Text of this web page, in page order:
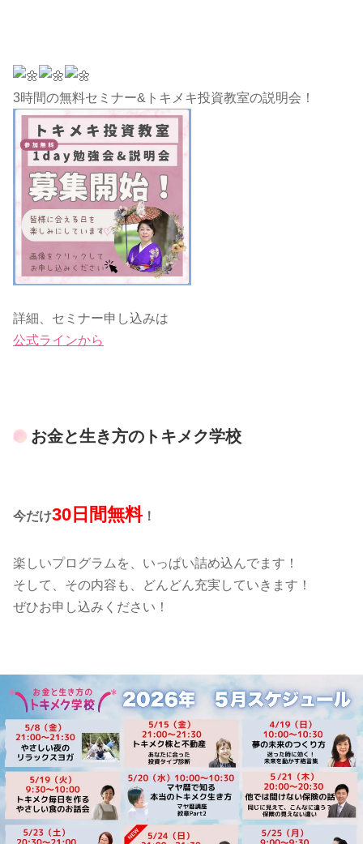
3時間の無料セミナー&トキメキ投資教室の説明会！
詳細、セミナー申し込みは
公式ラインから
お金と生き方のトキメク学校
今だけ30日間無料！
楽しいプログラムを、いっぱい詰め込んでます！
そして、その内容も、どんどん充実していきます！
ぜひお申し込みください！